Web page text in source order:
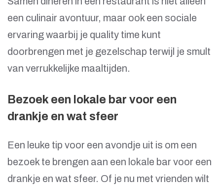
een culinair avontuur, maar ook een sociale
ervaring waarbij je quality time kunt
doorbrengen met je gezelschap terwijl je smult
van verrukkelijke maaltijden.
Bezoek een lokale bar voor een
drankje en wat sfeer
Een leuke tip voor een avondje uit is om een
bezoek te brengen aan een lokale bar voor een
drankje en wat sfeer. Of je nu met vrienden wilt